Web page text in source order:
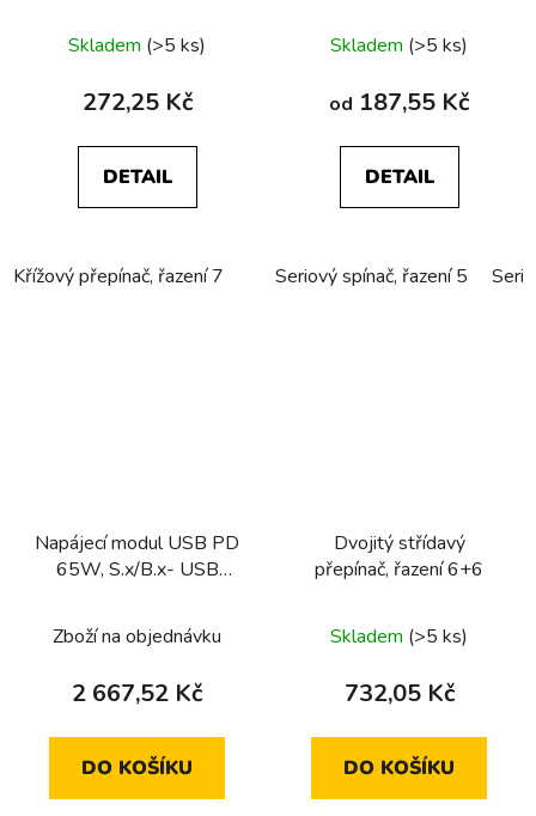
Skladem (>5 ks)
272,25 Kč
DETAIL
Křížový přepínač, řazení 7
Skladem (>5 ks)
od 187,55 Kč
DETAIL
Seriový spínač, řazení 5
Napájecí modul USB PD
65W, S.x/B.x- USB
Zboží na objednávku
2 667,52 Kč
DO KOŠÍKU
Dvojitý střídavý
přepínač, řazení 6+6
Skladem (>5 ks)
732,05 Kč
DO KOŠÍKU